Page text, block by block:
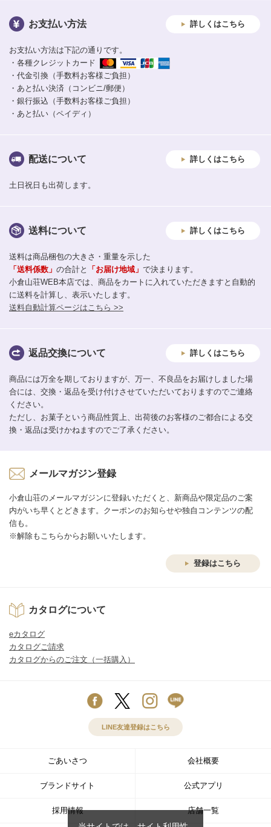
お支払い方法 詳しくはこちら
お支払い方法は下記の通りです。
・各種クレジットカード
・代金引換（手数料お客様ご負担）
・あと払い決済（コンビニ/郵便）
・銀行振込（手数料お客様ご負担）
・あと払い（ペイディ）
配送について 詳しくはこちら
土日祝日も出荷します。
送料について 詳しくはこちら
送料は商品梱包の大きさ・重量を示した
「送料係数」 の合計と 「お届け地域」 で決まります。
小倉山荘WEB本店では、商品をカートに入れていただきますと自動的
に送料を計算し、表示いたします。
送料自動計算ページはこちら >>
返品交換について 詳しくはこちら
商品には万全を期しておりますが、万一、不良品をお届けしました場
合には、交換・返品を受け付けさせていただいておりますのでご連絡
ください。
ただし、お菓子という商品性質上、出荷後のお客様のご都合による交
換・返品は受けかねますのでご了承ください。
メールマガジン登録
小倉山荘のメールマガジンに登録いただくと、新商品や限定品のご案
内がいち早くとどきます。クーポンのお知らせや独自コンテンツの配
信も。
※解除もこちらからお願いいたします。
登録はこちら
カタログについて
eカタログ
カタログご請求
カタログからのご注文（一括購入）
LINE友達登録はこちら
ごあいさつ 会社概要
ブランドサイト 公式アプリ
採用情報 店舗一覧